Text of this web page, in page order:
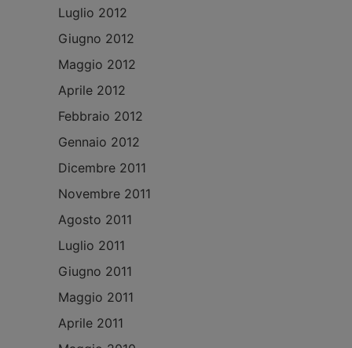
Luglio 2012
Giugno 2012
Maggio 2012
Aprile 2012
Febbraio 2012
Gennaio 2012
Dicembre 2011
Novembre 2011
Agosto 2011
Luglio 2011
Giugno 2011
Maggio 2011
Aprile 2011